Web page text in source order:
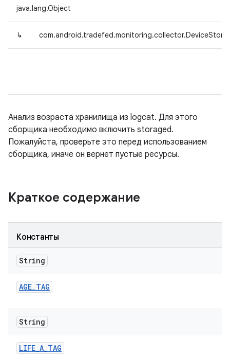
java.lang.Object
↳
Анализ возраста хранилища из logcat. Для этого
сборщика необходимо включить storaged.
Пожалуйста, проверьте это перед использованием
сборщика, иначе он вернет пустые ресурсы.
Краткое содержание
Константы
String
AGE_TAG
String
LIFE_A_TAG